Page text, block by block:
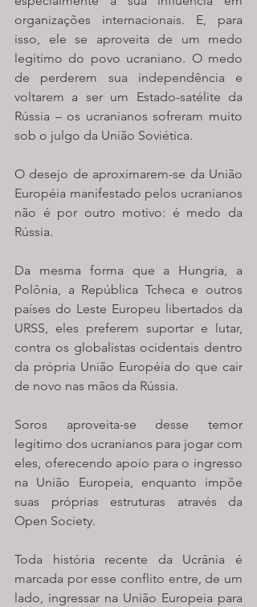
organizações internacionais. E, para
isso, ele se aproveita de um medo
legítimo do povo ucraniano. O medo
de perderem sua independência e
voltarem a ser um Estado-satélite da
Rússia – os ucranianos sofreram muito
sob o julgo da União Soviética.
O desejo de aproximarem-se da União
Européia manifestado pelos ucranianos
não é por outro motivo: é medo da
Rússia.
Da mesma forma que a Hungria, a
Polônia, a República Tcheca e outros
países do Leste Europeu libertados da
URSS, eles preferem suportar e lutar,
contra os globalistas ocidentais dentro
da própria União Européia do que cair
de novo nas mãos da Rússia.
Soros aproveita-se desse temor
legítimo dos ucranianos para jogar com
eles, oferecendo apoio para o ingresso
na União Europeia, enquanto impõe
suas próprias estruturas através da
Open Society.
Toda história recente da Ucrânia é
marcada por esse conflito entre, de um
lado, ingressar na União Europeia para